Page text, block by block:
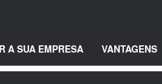
A SUA EMPRESA VANTAGENS